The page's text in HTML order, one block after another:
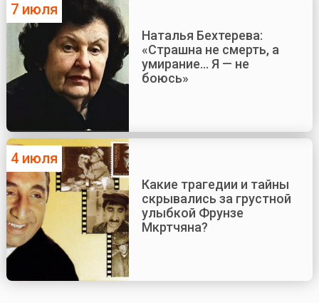
7 июля
Наталья Бехтерева:
«Страшна не смерть, а
умирание... Я — не
боюсь»
4 июля
Какие трагедии и тайны
скрывались за грустной
улыбкой Фрунзе
Мкртчяна?